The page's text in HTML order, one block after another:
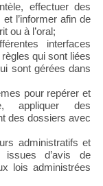
effectuer des
l’informer afin de
ou à l’oral;
interfaces
qui sont liées
sont gérées dans
pour repérer et
appliquer des
des dossiers avec
administratifs et
issues d’avis de
lois administrées